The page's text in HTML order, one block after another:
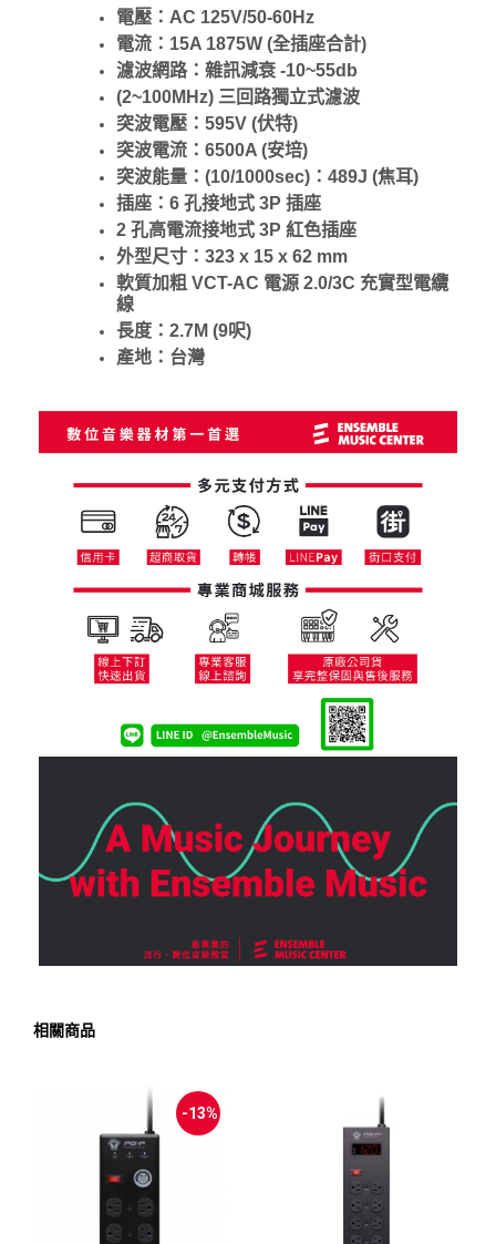
電壓：AC 125V/50-60Hz
電流：15A 1875W (全插座合計)
濾波網路：雜訊減衰 -10~55db
(2~100MHz) 三回路獨立式濾波
突波電壓：595V (伏特)
突波電流：6500A (安培)
突波能量：(10/1000sec)：489J (焦耳)
插座：6 孔接地式 3P 插座
2 孔高電流接地式 3P 紅色插座
外型尺寸：323 x 15 x 62 mm
軟質加粗 VCT-AC 電源 2.0/3C 充實型電纜
線
長度：2.7M (9呎)
產地：台灣
相關商品
-13%